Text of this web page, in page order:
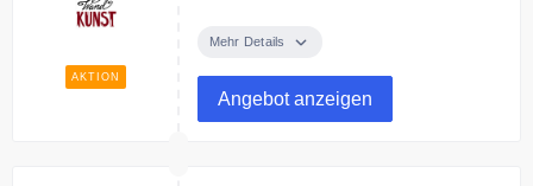
AKTION
tolle Geschenkideen für Kinder
Mehr Details
Angebot anzeigen